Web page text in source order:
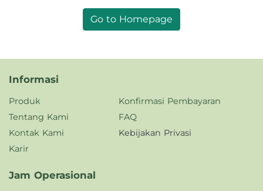
Go to Homepage
Informasi
Produk
Tentang Kami
Kontak Kami
Karir
Konfirmasi Pembayaran
FAQ
Kebijakan Privasi
Jam Operasional